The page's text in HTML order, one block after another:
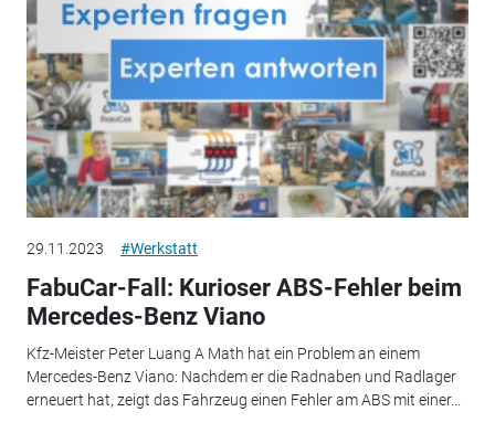
29.11.2023 #Werkstatt
FabuCar-Fall: Kurioser ABS-Fehler beim
Mercedes-Benz Viano
Kfz-Meister Peter Luang A Math hat ein Problem an einem
Mercedes-Benz Viano: Nachdem er die Radnaben und Radlager
erneuert hat, zeigt das Fahrzeug einen ­Fehler am ABS mit einer...